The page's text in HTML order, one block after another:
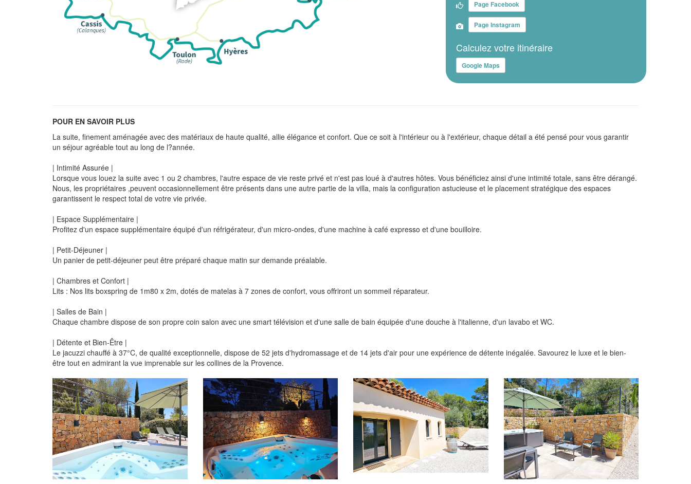
Page Facebook
Page Instagram
Calculez votre itinéraire
Google Maps
POUR EN SAVOIR PLUS
La suite, finement aménagée avec des matériaux de haute qualité, allie élégance et confort. Que ce soit à l'intérieur ou à l'extérieur, chaque détail a été pensé pour vous garantir
un séjour agréable tout au long de l?année.
| Intimité Assurée |
Lorsque vous louez la suite avec 1 ou 2 chambres, l'autre espace de vie reste privé et n'est pas loué à d'autres hôtes. Vous bénéficiez ainsi d'une intimité totale, sans être dérangé.
Nous, les propriétaires ,peuvent occasionnellement être présents dans une autre partie de la villa, mais la configuration astucieuse et le placement stratégique des espaces
garantissent le respect total de votre vie privée.
| Espace Supplémentaire |
Profitez d'un espace supplémentaire équipé d'un réfrigérateur, d'un micro-ondes, d'une machine à café expresso et d'une bouilloire.
| Petit-Déjeuner |
Un panier de petit-déjeuner peut être préparé chaque matin sur demande préalable.
| Chambres et Confort |
Lits : Nos lits boxspring de 1m80 x 2m, dotés de matelas à 7 zones de confort, vous offriront un sommeil réparateur.
| Salles de Bain |
Chaque chambre dispose de son propre coin salon avec une smart télévision et d'une salle de bain équipée d'une douche à l'italienne, d'un lavabo et WC.
| Détente et Bien-Être |
Le jacuzzi chauffé à 37°C, de qualité exceptionnelle, dispose de 52 jets d'hydromassage et de 14 jets d'air pour une expérience de détente inégalée. Savourez le luxe et le bien-
être tout en admirant la vue imprenable sur les collines de la Provence.